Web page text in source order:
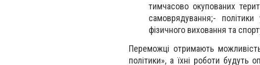
тимчасово окупованих
самоврядування;- політики
фізичного виховання та
Переможці отримають
політики», а їхні роботи будуть